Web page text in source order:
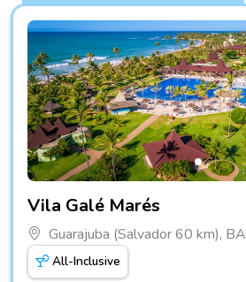
Vila Galé Marés
Guarajuba (Salvador 60 km), BA
All-Inclusive